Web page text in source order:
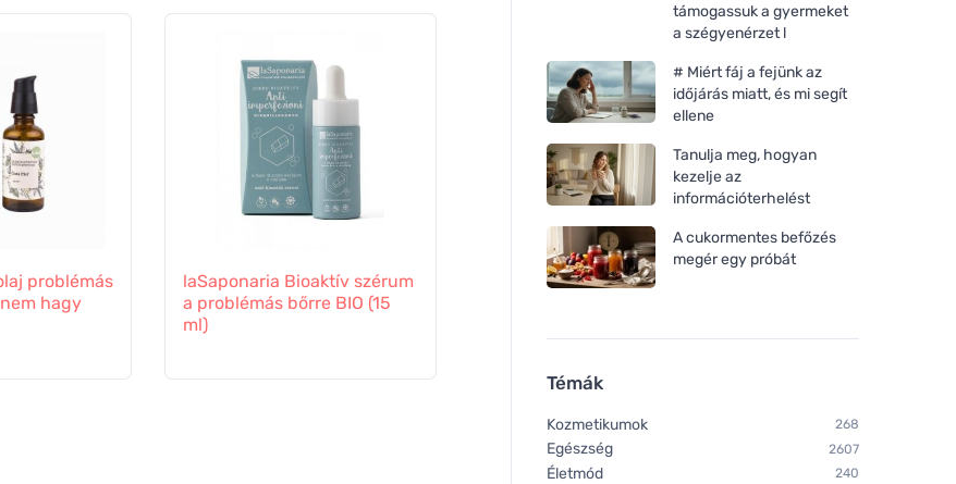
problémás
hagy
laSaponaria Bioaktív szérum
a problémás bőrre BIO (15
ml)
Kvitok Csipkebogyó peeling
puhítja a bőrt.
támogassuk a gyermeket
a szégyenérzet l
# Miért fáj a fejünk az
időjárás miatt, és mi segít
ellene
Tanulja meg, hogyan
kezelje az
információterhelést
A cukormentes befőzés
megér egy próbát
Témák
Kozmetikumok 268
Egészség 2607
Életmód 240